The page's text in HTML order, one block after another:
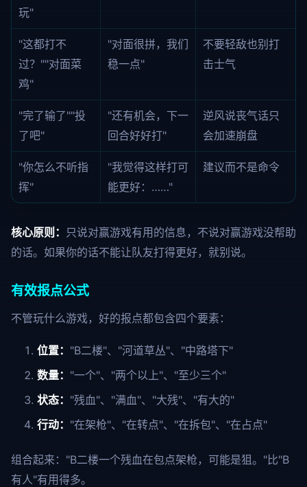
玩"
"这都打不
过？""对面菜
鸡"
"对面很拼，我们
稳一点"
不要轻敌也别打
击士气
"完了输了""投
了吧"
"还有机会，下一
回合好好打"
逆风说丧气话只
会加速崩盘
"你怎么不听指
挥"
"我觉得这样打可
能更好：……"
建议而不是命令
核心原则： 只说对赢游戏有用的信息，不说对赢游戏没帮助
的话。如果你的话不能让队友打得更好，就别说。
有效报点公式
不管玩什么游戏，好的报点都包含四个要素：
位置： "B二楼"、"河道草丛"、"中路塔下"
数量： "一个"、"两个以上"、"至少三个"
状态： "残血"、"满血"、"大残"、"有大的"
行动： "在架枪"、"在转点"、"在拆包"、"在占点"
组合起来："B二楼一个残血在包点架枪，可能是狙。"比"B
有人"有用得多。